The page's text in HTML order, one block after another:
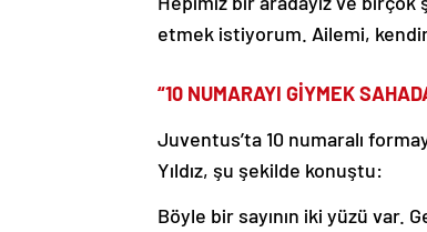
etmek istiyorum. Ailemi,
“10 NUMARAYI GİYMEK
Juventus’ta 10 numaralı
Yıldız, şu şekilde konuştu:
Böyle bir sayının iki yüzü var.